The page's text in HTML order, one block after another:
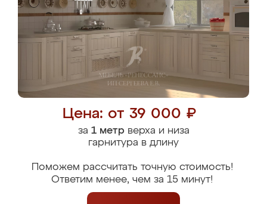
Цена: от 39 000 ₽
за 1 метрверха и низа
гарнитура в длину
Поможем рассчитать точную стоимость!
Ответим менее, чем за 15 минут!